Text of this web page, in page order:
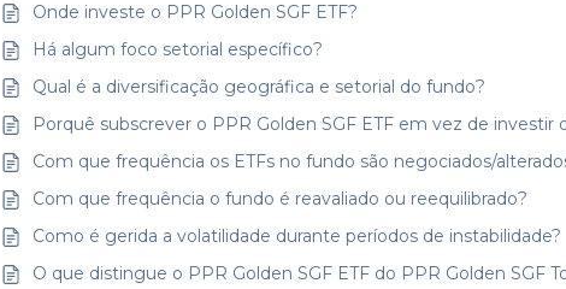
Onde investe o PPR Golden SGF ETF?
Há algum foco setorial específico?
Qual é a diversificação geográfica e setorial do fundo?
Porquê subscrever o PPR Golden SGF ETF em vez de investir
Com que frequência os ETFs no fundo são negociados/
Com que frequência o fundo é reavaliado ou reequilibrado?
Como é gerida a volatilidade durante períodos de instabilidade?
O que distingue o PPR Golden SGF ETF do PPR Golden SGF